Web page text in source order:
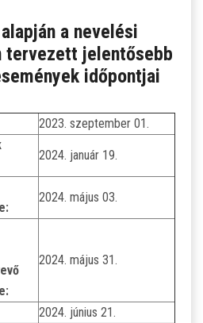
a nevelési
tervezett jelentősebb
időpontjai
2023. szeptember 01.
2024. január 19.
2024. május 03.
2024. május 31.
2024. június 21.